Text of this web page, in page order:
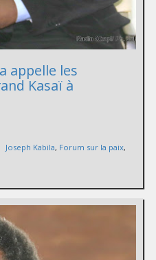
appelle les
Kasaï à
Joseph Kabila, Forum sur la paix,